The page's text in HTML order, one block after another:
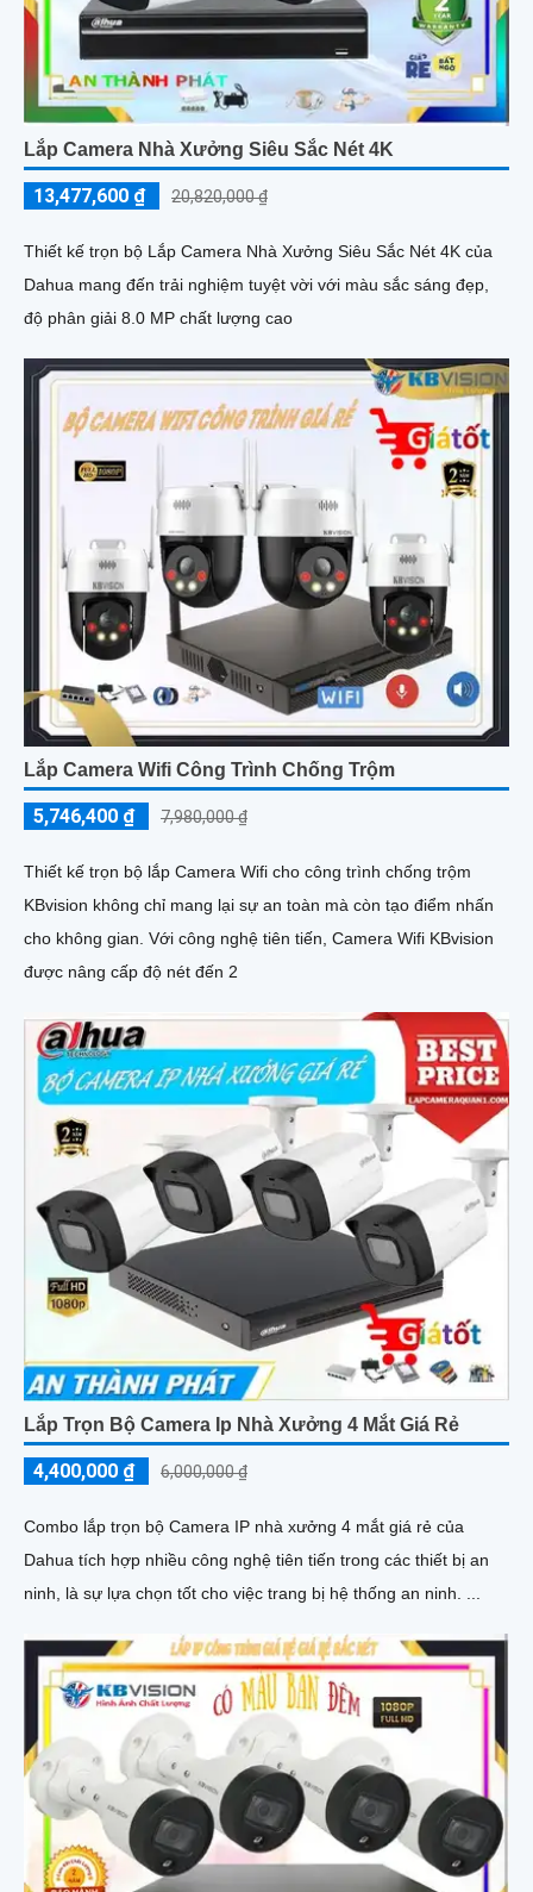
Lắp Camera Nhà Xưởng Siêu Sắc Nét 4K
13,477,600 ₫ 20,820,000 ₫
Thiết kế trọn bộ Lắp Camera Nhà Xưởng Siêu Sắc Nét 4K của
Dahua mang đến trải nghiệm tuyệt vời với màu sắc sáng đẹp,
độ phân giải 8.0 MP chất lượng cao
Lắp Camera Wifi Công Trình Chống Trộm
5,746,400 ₫ 7,980,000 ₫
Thiết kế trọn bộ lắp Camera Wifi cho công trình chống trộm
KBvision không chỉ mang lại sự an toàn mà còn tạo điểm nhấn
cho không gian. Với công nghệ tiên tiến, Camera Wifi KBvision
được nâng cấp độ nét đến 2
Lắp Trọn Bộ Camera Ip Nhà Xưởng 4 Mắt Giá Rẻ
4,400,000 ₫ 6,000,000 ₫
Combo lắp trọn bộ Camera IP nhà xưởng 4 mắt giá rẻ của
Dahua tích hợp nhiều công nghệ tiên tiến trong các thiết bị an
ninh, là sự lựa chọn tốt cho việc trang bị hệ thống an ninh. ...